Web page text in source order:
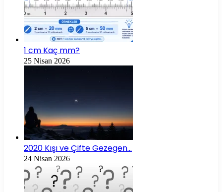
1 cm Kaç mm?
25 Nisan 2026
2020 Kışı ve Çifte Gezegen…
24 Nisan 2026